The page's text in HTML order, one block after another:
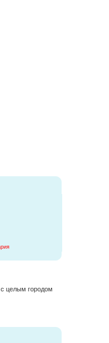
целым городом